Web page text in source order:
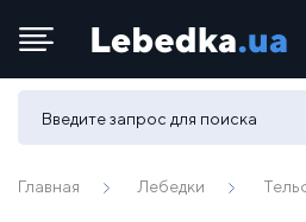
(067) 430
Главная Лебедки